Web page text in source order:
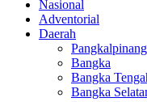
Nasional
Adventorial
Daerah
Pangkalpinang
Bangka
Bangka
Bangka